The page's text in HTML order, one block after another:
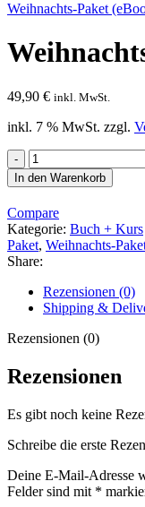
Weihnachts-Paket
49,90 € inkl. MwSt.
inkl. 7 % MwSt. zzgl.
Weihnachts-
Paket
Menge
In den Warenkorb
Compare
Kategorie: Buch + Kurs
Paket, Weihnachts-
Share:
Rezensionen (0)
Shipping &
Rezensionen (0)
Rezensionen
Es gibt noch keine
Schreibe die erste
Deine E-Mail-Adresse
Felder sind mit *